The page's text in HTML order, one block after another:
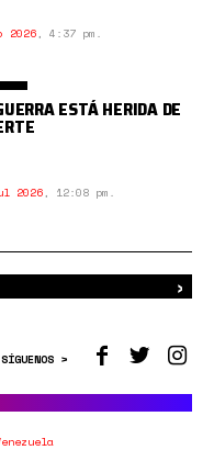
2026, 4:37 pm.
ESTÁ HERIDA DE
2026, 12:08 pm.
›
SÍGUENOS >